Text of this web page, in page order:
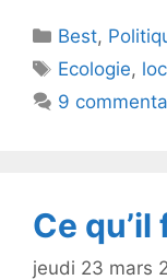
er e
b
o
Catégories
Best,
Étiquettes
Ecologie,
9
Ce
jeudi 23 mars